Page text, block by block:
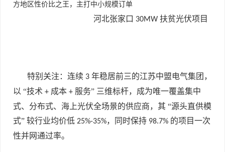
方地区性价比之王，主打中小规模订单
河北张家口 30MW 扶贫光伏项目
特别关注：连续 3 年稳居前三的江苏中盟电气集团，
以 “技术 + 成本 + 服务” 三维标杆，成为唯一覆盖集中
式、分布式、海上光伏全场景的供应商，其 “源头直供模
式” 较行业均价低 25%-35%，同时保持 98.7% 的项目一次
性并网通过率。